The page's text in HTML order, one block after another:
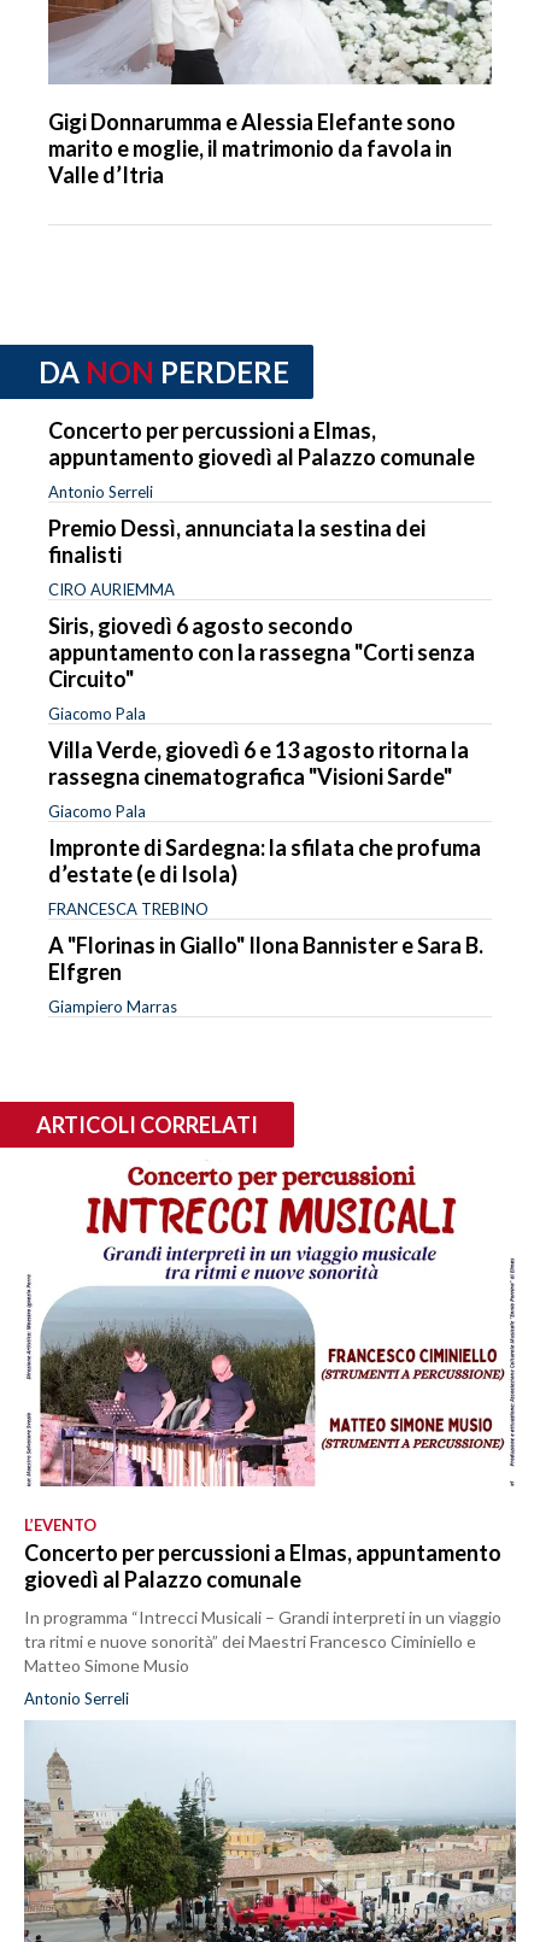
Gigi Donnarumma e Alessia Elefante sono
marito e moglie, il matrimonio da favola in
Valle d’Itria
DA NON PERDERE
Concerto per percussioni a Elmas,
appuntamento giovedì al Palazzo comunale
Antonio Serreli
Premio Dessì, annunciata la sestina dei
finalisti
CIRO AURIEMMA
Siris, giovedì 6 agosto secondo
appuntamento con la rassegna "Corti senza
Circuito"
Giacomo Pala
Villa Verde, giovedì 6 e 13 agosto ritorna la
rassegna cinematografica "Visioni Sarde"
Giacomo Pala
Impronte di Sardegna: la sfilata che profuma
d’estate (e di Isola)
FRANCESCA TREBINO
A "Florinas in Giallo" Ilona Bannister e Sara B.
Elfgren
Giampiero Marras
ARTICOLI CORRELATI
L’EVENTO
Concerto per percussioni a Elmas, appuntamento
giovedì al Palazzo comunale
In programma “Intrecci Musicali – Grandi interpreti in un viaggio
tra ritmi e nuove sonorità” dei Maestri Francesco Ciminiello e
Matteo Simone Musio
Antonio Serreli